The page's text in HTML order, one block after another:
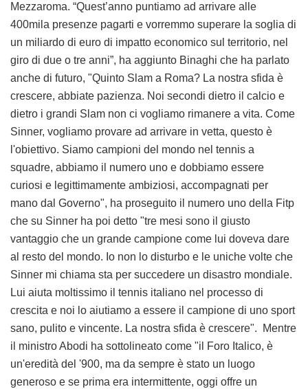
Mezzaroma. “Quest’anno puntiamo ad arrivare alle
400mila presenze pagarti e vorremmo superare la soglia di
un miliardo di euro di impatto economico sul territorio, nel
giro di due o tre anni”, ha aggiunto Binaghi che ha parlato
anche di futuro, "Quinto Slam a Roma? La nostra sfida è
crescere, abbiate pazienza. Noi secondi dietro il calcio e
dietro i grandi Slam non ci vogliamo rimanere a vita. Come
Sinner, vogliamo provare ad arrivare in vetta, questo è
l'obiettivo. Siamo campioni del mondo nel tennis a
squadre, abbiamo il numero uno e dobbiamo essere
curiosi e legittimamente ambiziosi, accompagnati per
mano dal Governo", ha proseguito il numero uno della Fitp
che su Sinner ha poi detto "tre mesi sono il giusto
vantaggio che un grande campione come lui doveva dare
al resto del mondo. Io non lo disturbo e le uniche volte che
Sinner mi chiama sta per succedere un disastro mondiale.
Lui aiuta moltissimo il tennis italiano nel processo di
crescita e noi lo aiutiamo a essere il campione di uno sport
sano, pulito e vincente. La nostra sfida è crescere". Mentre
il ministro Abodi ha sottolineato come "il Foro Italico, è
un'eredità del '900, ma da sempre è stato un luogo
generoso e se prima era intermittente, oggi offre un